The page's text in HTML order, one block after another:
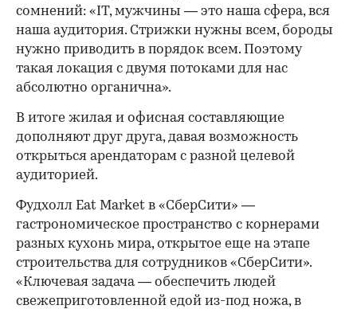
сомнений: «IT, мужчины — это наша сфера, вся
наша аудитория. Стрижки нужны всем, бороды
нужно приводить в порядок всем. Поэтому
такая локация с двумя потоками для нас
абсолютно органична».
В итоге жилая и офисная составляющие
дополняют друг друга, давая возможность
открыться арендаторам с разной целевой
аудиторией.
Фудхолл Eat Market в «СберСити» —
гастрономическое пространство с корнерами
разных кухонь мира, открытое еще на этапе
строительства для сотрудников «СберСити».
«Ключевая задача — обеспечить людей
свежеприготовленной едой из-под ножа, в